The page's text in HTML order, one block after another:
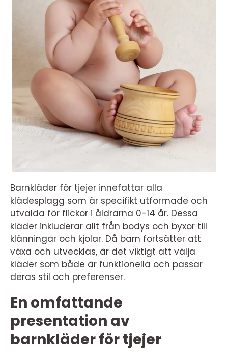
Barnkläder för tjejer innefattar alla
klädesplagg som är specifikt utformade och
utvalda för flickor i åldrarna 0-14 år. Dessa
kläder inkluderar allt från bodys och byxor till
klänningar och kjolar. Då barn fortsätter att
växa och utvecklas, är det viktigt att välja
kläder som både är funktionella och passar
deras stil och preferenser.
En omfattande
presentation av
barnkläder för tjejer